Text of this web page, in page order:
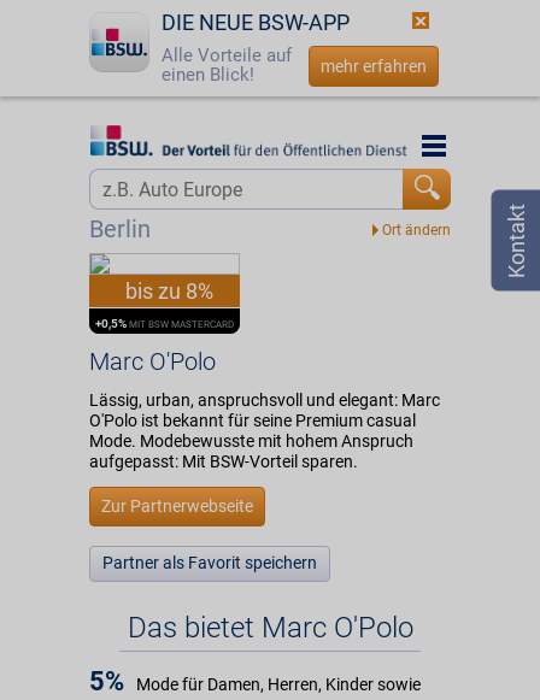
DIE NEUE BSW-APP
Alle Vorteile auf
einen Blick!
mehr erfahren
Startseite
Jetzt BSW-Mitglied werden
Login
☎ 0800 - 279 25 82
Berlin
Startseite
Marc O'Polo
bis zu 8%
+0,5% MIT BSW MASTERCARD
Marc O'Polo
Lässig, urban, anspruchsvoll und elegant: Marc
O'Polo ist bekannt für seine Premium casual
Mode. Modebewusste mit hohem Anspruch
aufgepasst: Mit BSW-Vorteil sparen.
Zur Partnerwebseite
Partner als Favorit speichern
Das bietet Marc O'Polo
5%
Mode für Damen, Herren, Kinder sowie